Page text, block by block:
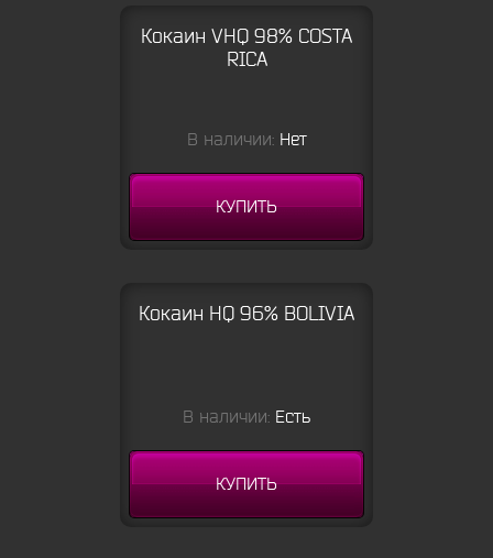
Кокаин VHQ 98% COSTA
RICA
В наличии: Нет
КУПИТЬ
Кокаин HQ 96% BOLIVIA
В наличии: Есть
КУПИТЬ